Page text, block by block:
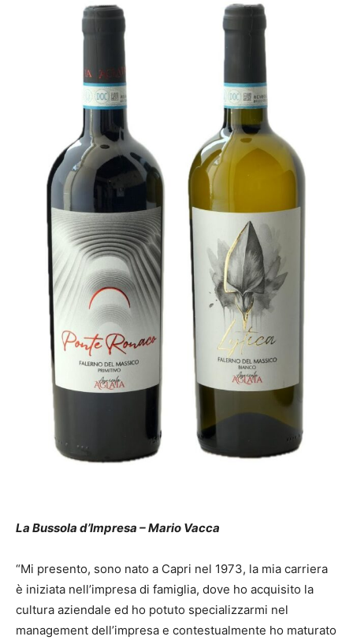
La Bussola d’Impresa – Mario Vacca
“Mi presento, sono nato a Capri nel 1973, la mia carriera
è iniziata nell’impresa di famiglia, dove ho acquisito la
cultura aziendale ed ho potuto specializzarmi nel
management dell’impresa e contestualmente ho maturato